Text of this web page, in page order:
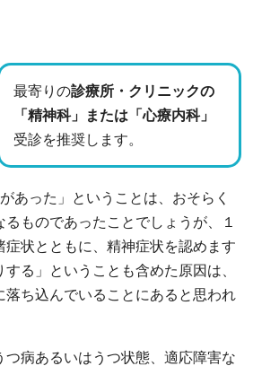
最寄りの診療所・クリニックの
「精神科」または「心療内科」
受診を推奨します。
あった」ということは、おそらく
ものであったことでしょうが、１
症状とともに、精神症状を認めます
る」ということも含めた原因は、
落ち込んでいることにあると思われ
つ病あるいはうつ状態、適応障害な